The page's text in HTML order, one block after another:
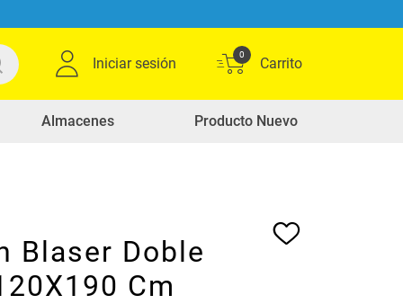
Iniciar sesión
0
Almacenes Producto Nuevo
Blaser Doble
Cm